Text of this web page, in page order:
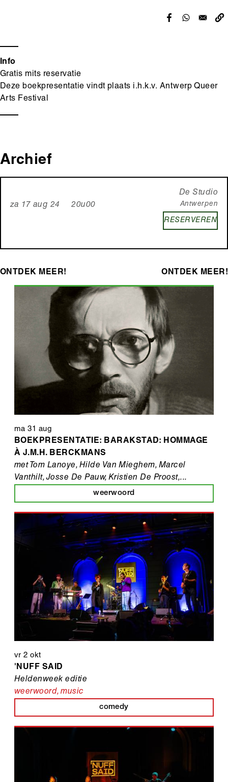
Info
Gratis mits reservatie
Deze boekpresentatie vindt plaats i.h.k.v. Antwerp Queer
Arts Festival
Archief
za 17 aug 24 20u00
De Studio
Antwerpen
RESERVEREN
ONTDEK MEER! ONTDEK MEER!
ma 31 aug
BOEKPRESENTATIE: BARAKSTAD: HOMMAGE
À J.M.H. BERCKMANS
met Tom Lanoye, Hilde Van Mieghem, Marcel
Vanthilt, Josse De Pauw, Kristien De Proost,...
weerwoord
vr 2 okt
'NUFF SAID
Heldenweek editie
weerwoord,music
comedy